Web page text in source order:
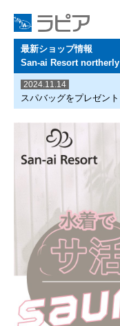
最新ショップ情報
San-ai Resort northerly
2024.11.14
スパバッグをプレゼント